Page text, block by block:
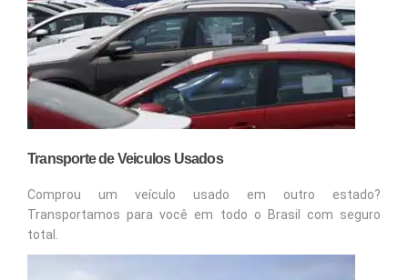
Transporte de Veiculos Usados
Comprou um veículo usado em outro estado?
Transportamos para você em todo o Brasil com seguro
total.